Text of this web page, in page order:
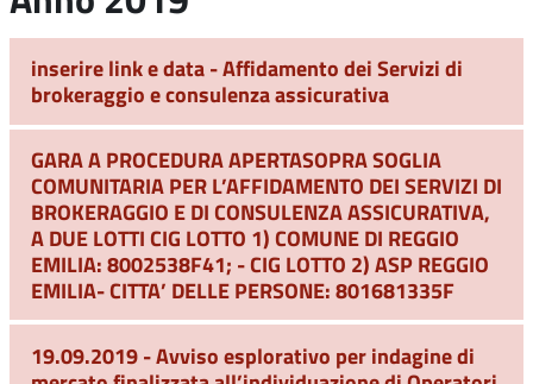
inserire link e data - Affidamento dei Servizi di
brokeraggio e consulenza assicurativa
GARA A PROCEDURA APERTASOPRA SOGLIA
COMUNITARIA PER L’AFFIDAMENTO DEI SERVIZI DI
BROKERAGGIO E DI CONSULENZA ASSICURATIVA,
A DUE LOTTI CIG LOTTO 1) COMUNE DI REGGIO
EMILIA: 8002538F41; - CIG LOTTO 2) ASP REGGIO
EMILIA- CITTA’ DELLE PERSONE: 801681335F
19.09.2019 - Avviso esplorativo per indagine di